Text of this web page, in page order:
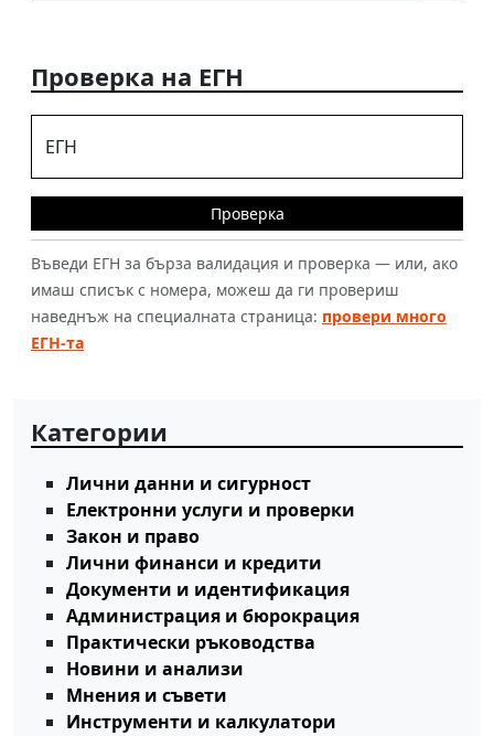
Проверка на ЕГН
ЕГН
Проверка
Въведи ЕГН за бърза валидация и проверка — или, ако
имаш списък с номера, можеш да ги провериш
наведнъж на специалната страница: провери много
ЕГН-та
Категории
Лични данни и сигурност
Електронни услуги и проверки
Закон и право
Лични финанси и кредити
Документи и идентификация
Администрация и бюрокрация
Практически ръководства
Новини и анализи
Мнения и съвети
Инструменти и калкулатори